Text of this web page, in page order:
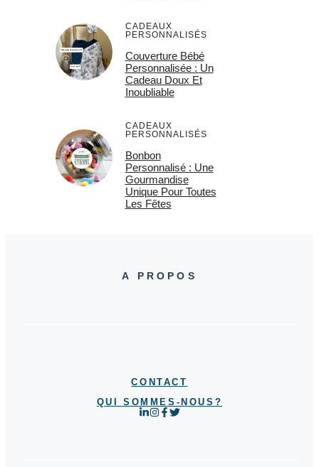
CADEAUX
PERSONNALISÉS
Couverture Bébé
Personnalisée : Un
Cadeau Doux Et
Inoubliable
CADEAUX
PERSONNALISÉS
Bonbon
Personnalisé : Une
Gourmandise
Unique Pour Toutes
Les Fêtes
A PROPOS
CONTACT
QUI SOMMES-NOUS?